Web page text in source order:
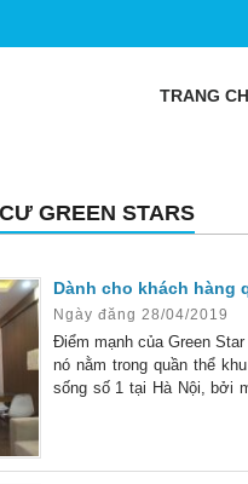
TRANG
GREEN STARS
Dành cho khách hàng
Ngày đăng 28/04/2019
Điểm mạnh của Green
nó nằm trong quần thể
sống số 1 tại Hà Nội, bởi